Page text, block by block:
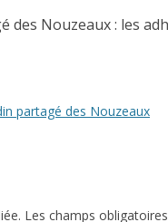
des Nouzeaux : les
partagé des Nouzeaux
Les champs